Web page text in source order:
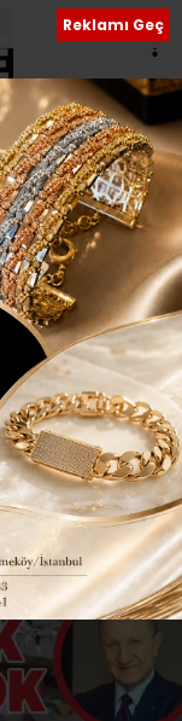
ihmal
Tüm Manşetler
Reklamı Geç